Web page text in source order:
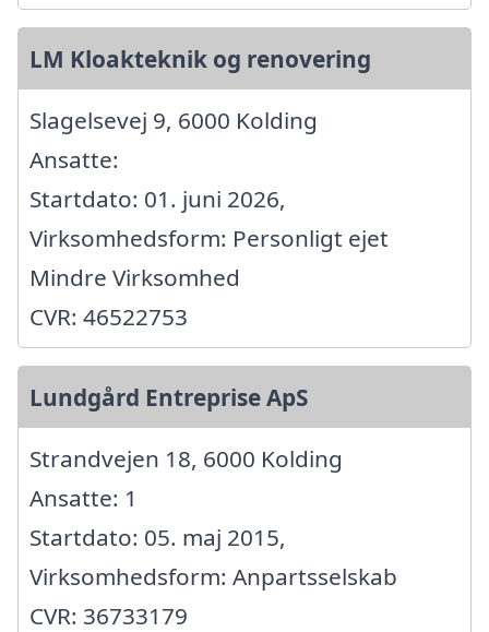
LM Kloakteknik og renovering
Slagelsevej 9, 6000 Kolding
Ansatte:
Startdato: 01. juni 2026,
Virksomhedsform: Personligt ejet
Mindre Virksomhed
CVR: 46522753
Lundgård Entreprise ApS
Strandvejen 18, 6000 Kolding
Ansatte: 1
Startdato: 05. maj 2015,
Virksomhedsform: Anpartsselskab
CVR: 36733179